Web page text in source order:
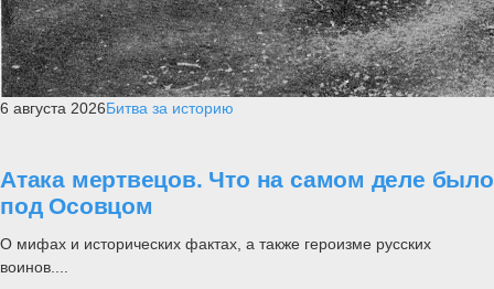
6 августа 2026Битва за историю
Атака мертвецов. Что на самом деле было
под Осовцом
О мифах и исторических фактах, а также героизме русских
воинов....